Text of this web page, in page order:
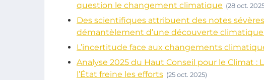
question le changement climatique (28 oct.
Des scientifiques attribuent des notes
démantèlement d’une découverte climatique
L’incertitude face aux changements
Analyse 2025 du Haut Conseil pour le Climat
l’État freine les efforts (25 oct. 2025)